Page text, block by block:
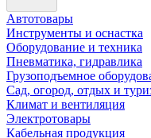
Автотовары
Инструменты и оснастка
Оборудование и техника
Пневматика, гидравлика
Грузоподъемное
Сад, огород, отдых и
Климат и вентиляция
Электротовары
Кабельная продукция